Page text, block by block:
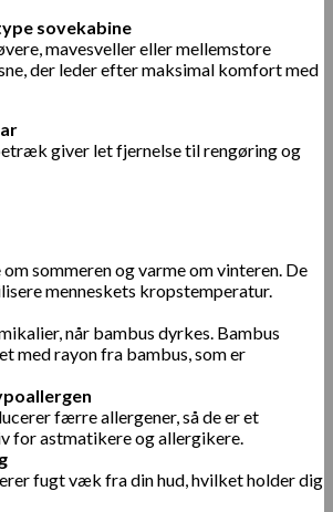
sovekabine
mavesveller eller mellemstore
der leder efter maksimal komfort med
giver let fjernelse til rengøring og
sommeren og varme om vinteren. De
menneskets kropstemperatur.
når bambus dyrkes. Bambus
med rayon fra bambus, som er
færre allergener, så de er et
for astmatikere og allergikere.
fugt væk fra din hud, hvilket holder dig